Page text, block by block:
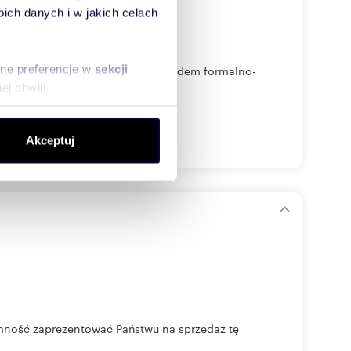
danych i w jakich celach
preferencje w sekcji
chwili.
społecznościowym,
od Ciebie lub
Akceptuj
sprawdzona pod względem formalno-
zaprezentować Państwu na sprzedaż tę